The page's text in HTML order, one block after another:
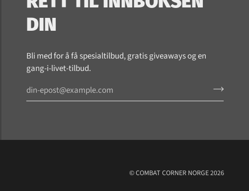
DIN
Bli med for å få spesialtilbud, gratis giveaways og en
gang-i-livet-tilbud.
©COMBAT CORNER NORGE2026